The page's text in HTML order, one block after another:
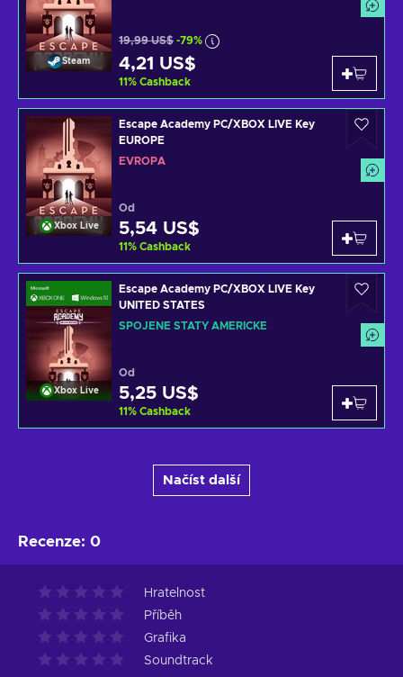
Steam
19,99 US$ -79%
4,21 US$
11% Cashback
Xbox Live
Escape Academy PC/XBOX LIVE Key
EUROPE
EVROPA
Od
5,54 US$
11% Cashback
Xbox Live
Escape Academy PC/XBOX LIVE Key
UNITED STATES
SPOJENÉ STÁTY AMERICKÉ
Od
5,25 US$
11% Cashback
Načíst další
Recenze: 0
Hratelnost
Příběh
Grafika
Soundtrack